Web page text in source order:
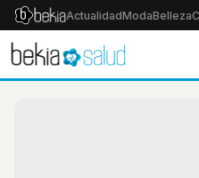
ActualidadModaBelleza